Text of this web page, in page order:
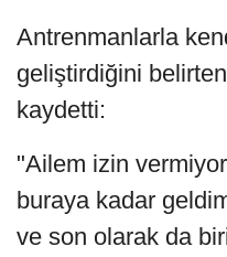
Antrenmanlarla
geliştirdiğini
kaydetti:
"Ailem izin
buraya kadar
ve son olarak da